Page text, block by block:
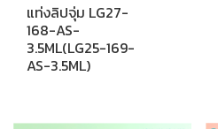
แท่งลิปจุ่ม LG27-
168-AS-
3.5ML(LG25-169-
AS-3.5ML)